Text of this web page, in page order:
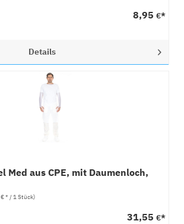
8,95 €*
Details
Med aus CPE, mit Daumenloch,
* / 1 Stück)
31,55 €*